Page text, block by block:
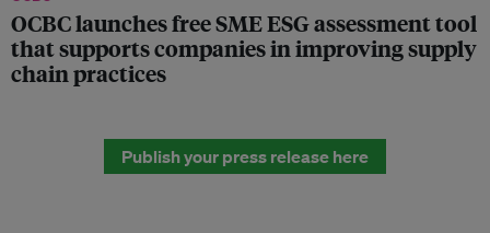
OCBC launches free SME ESG assessment tool
that supports companies in improving supply
chain practices
Publish your press release here